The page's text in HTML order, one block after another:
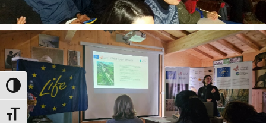
Attiva/disattiva alto contrasto
Attiva/disattiva dimensione testo